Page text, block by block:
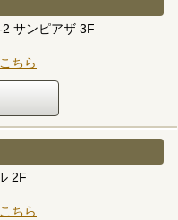
サンピアザ 3F
ちら
2F
ちら